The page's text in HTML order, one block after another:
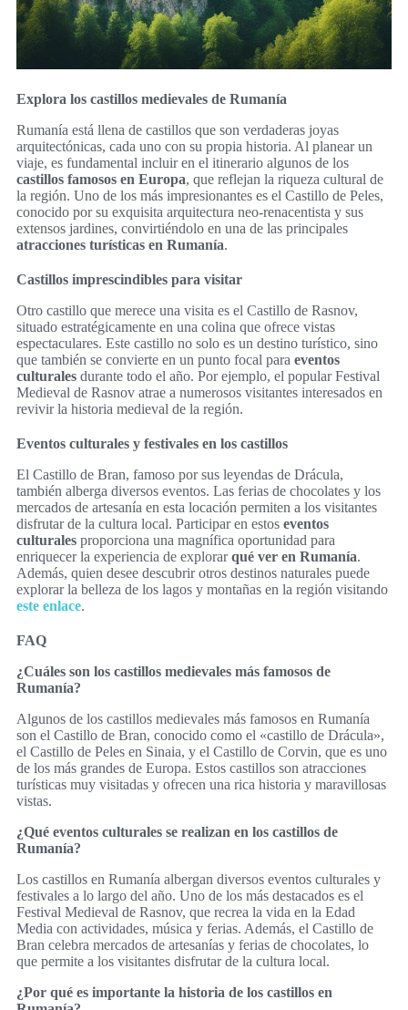
Explora los castillos medievales de Rumanía
Rumanía está llena de castillos que son verdaderas joyas
arquitectónicas, cada uno con su propia historia. Al planear un
viaje, es fundamental incluir en el itinerario algunos de los
castillos famosos en Europa, que reflejan la riqueza cultural de
la región. Uno de los más impresionantes es el Castillo de Peles,
conocido por su exquisita arquitectura neo-renacentista y sus
extensos jardines, convirtiéndolo en una de las principales
atracciones turísticas en Rumanía.
Castillos imprescindibles para visitar
Otro castillo que merece una visita es el Castillo de Rasnov,
situado estratégicamente en una colina que ofrece vistas
espectaculares. Este castillo no solo es un destino turístico, sino
que también se convierte en un punto focal para eventos
culturales durante todo el año. Por ejemplo, el popular Festival
Medieval de Rasnov atrae a numerosos visitantes interesados en
revivir la historia medieval de la región.
Eventos culturales y festivales en los castillos
El Castillo de Bran, famoso por sus leyendas de Drácula,
también alberga diversos eventos. Las ferias de chocolates y los
mercados de artesanía en esta locación permiten a los visitantes
disfrutar de la cultura local. Participar en estos eventos
culturales proporciona una magnífica oportunidad para
enriquecer la experiencia de explorarqué ver en Rumanía.
Además, quien desee descubrir otros destinos naturales puede
explorar la belleza de los lagos y montañas en la región visitando
este enlace.
FAQ
¿Cuáles son los castillos medievales más famosos de
Rumanía?
Algunos de los castillos medievales más famosos en Rumanía
son el Castillo de Bran, conocido como el «castillo de Drácula»,
el Castillo de Peles en Sinaia, y el Castillo de Corvin, que es uno
de los más grandes de Europa. Estos castillos son atracciones
turísticas muy visitadas y ofrecen una rica historia y maravillosas
vistas.
¿Qué eventos culturales se realizan en los castillos de
Rumanía?
Los castillos en Rumanía albergan diversos eventos culturales y
festivales a lo largo del año. Uno de los más destacados es el
Festival Medieval de Rasnov, que recrea la vida en la Edad
Media con actividades, música y ferias. Además, el Castillo de
Bran celebra mercados de artesanías y ferias de chocolates, lo
que permite a los visitantes disfrutar de la cultura local.
¿Por qué es importante la historia de los castillos en